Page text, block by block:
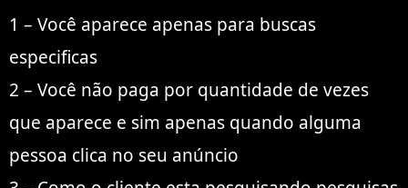
1 – Você aparece apenas para buscas
especificas
2 – Você não paga por quantidade de vezes
que aparece e sim apenas quando alguma
pessoa clica no seu anúncio